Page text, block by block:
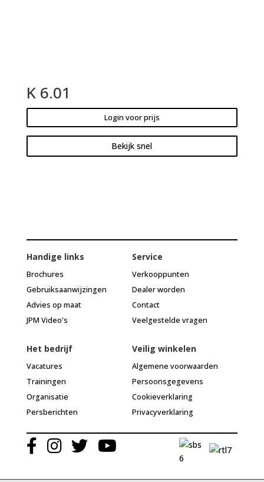
K 6.01
Login voor prijs
Bekijk snel
Handige links
Brochures
Gebruiksaanwijzingen
Advies op maat
JPM Video's
Service
Verkooppunten
Dealer worden
Contact
Veelgestelde vragen
Het bedrijf
Vacatures
Trainingen
Organisatie
Persberichten
Veilig winkelen
Algemene voorwaarden
Persoonsgegevens
Cookieverklaring
Privacyverklaring